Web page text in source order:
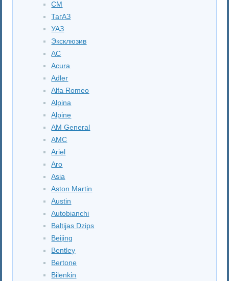
СМ
ТагАЗ
УАЗ
Эксклюзив
AC
Acura
Adler
Alfa Romeo
Alpina
Alpine
AM General
AMC
Ariel
Aro
Asia
Aston Martin
Austin
Autobianchi
Baltijas Dzips
Beijing
Bentley
Bertone
Bilenkin